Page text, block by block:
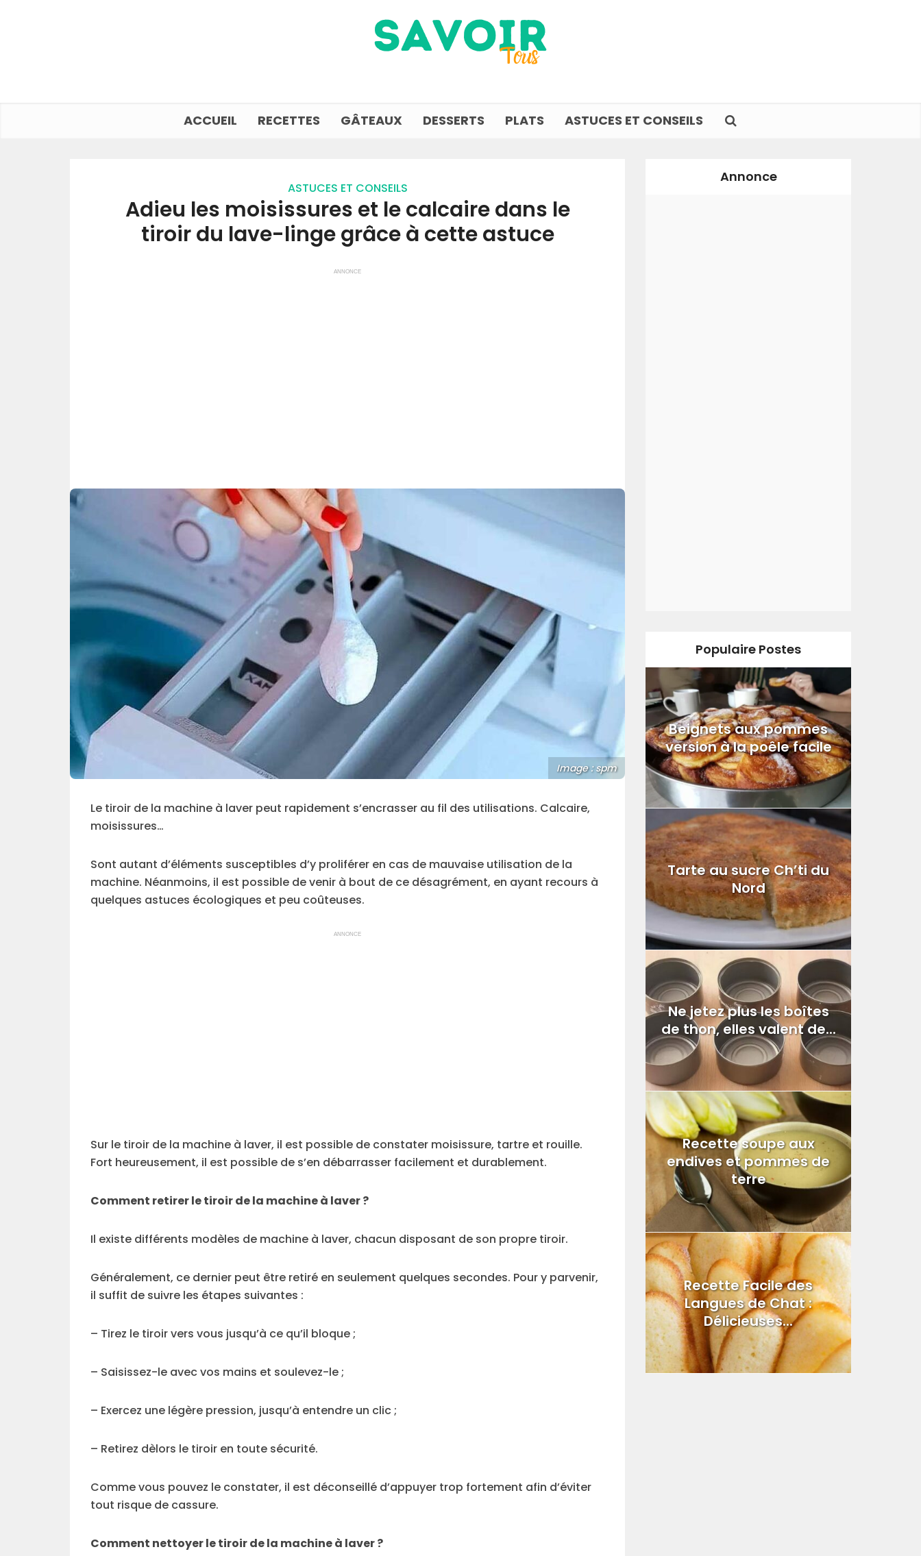
ACCUEIL RECETTES GÂTEAUX DESSERTS PLATS ASTUCES ET CONSEILS
ASTUCES ET CONSEILS
Adieu les moisissures et le calcaire dans le
tiroir du lave-linge grâce à cette astuce
ANNONCE
Image : spm
Le tiroir de la machine à laver peut rapidement s’encrasser au fil des utilisations. Calcaire,
moisissures…
Sont autant d’éléments susceptibles d’y proliférer en cas de mauvaise utilisation de la
machine. Néanmoins, il est possible de venir à bout de ce désagrément, en ayant recours à
quelques astuces écologiques et peu coûteuses.
ANNONCE
Sur le tiroir de la machine à laver, il est possible de constater moisissure, tartre et rouille.
Fort heureusement, il est possible de s’en débarrasser facilement et durablement.
Comment retirer le tiroir de la machine à laver ?
Il existe différents modèles de machine à laver, chacun disposant de son propre tiroir.
Généralement, ce dernier peut être retiré en seulement quelques secondes. Pour y parvenir,
il suffit de suivre les étapes suivantes :
– Tirez le tiroir vers vous jusqu’à ce qu’il bloque ;
– Saisissez-le avec vos mains et soulevez-le ;
– Exercez une légère pression, jusqu’à entendre un clic ;
– Retirez dèlors le tiroir en toute sécurité.
Comme vous pouvez le constater, il est déconseillé d’appuyer trop fortement afin d’éviter
tout risque de cassure.
Comment nettoyer le tiroir de la machine à laver ?
Annonce
Populaire Postes
Beignets aux pommes
version à la poêle facile
Tarte au sucre Ch’ti du
Nord
Ne jetez plus les boîtes
de thon, elles valent de...
Recette soupe aux
endives et pommes de
terre
Recette Facile des
Langues de Chat :
Délicieuses...